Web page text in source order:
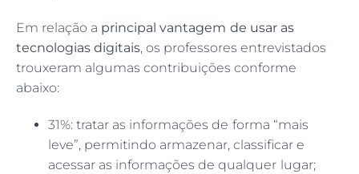
Em relação a principal vantagem de usar as
tecnologias digitais, os professores entrevistados
trouxeram algumas contribuições conforme
abaixo:
31%: tratar as informações de forma “mais
leve”, permitindo armazenar, classificar e
acessar as informações de qualquer lugar;